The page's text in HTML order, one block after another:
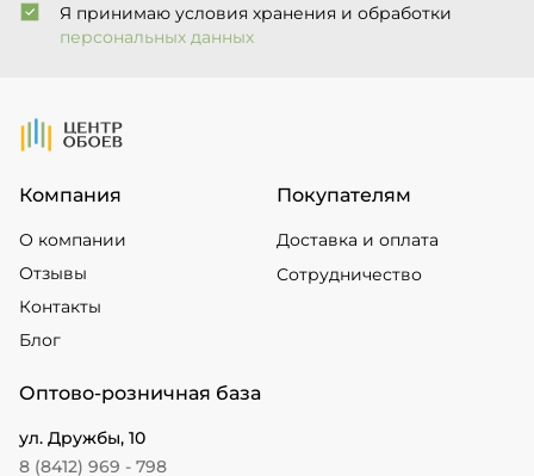
Я принимаю условия хранения и обработки
персональных данных
На Главную
Компания
О компании
Отзывы
Контакты
Блог
Покупателям
Доставка и оплата
Сотрудничество
Оптово-розничная база
ул. Дружбы, 10
8 (8412) 969 - 798